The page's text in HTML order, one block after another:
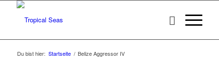
Du bist hier: Startseite / Belize Aggressor IV